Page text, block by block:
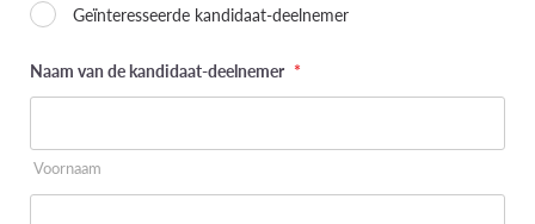
Geïnteresseerde kandidaat-deelnemer
Naam van de kandidaat-deelnemer *
Voornaam